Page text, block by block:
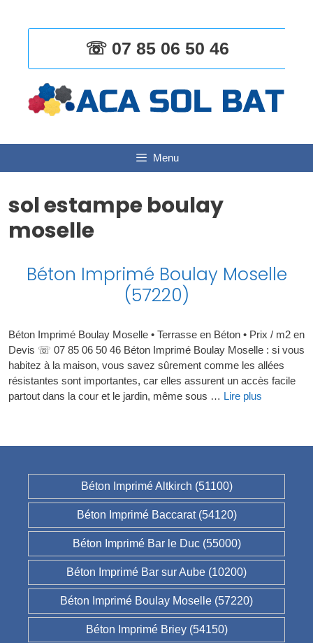
☏ 07 85 06 50 46
Menu
sol estampe boulay
moselle
Béton Imprimé Boulay Moselle
(57220)
Béton Imprimé Boulay Moselle • Terrasse en Béton • Prix / m2 en
Devis ☏ 07 85 06 50 46 Béton Imprimé Boulay Moselle : si vous
habitez à la maison, vous savez sûrement comme les allées
résistantes sont importantes, car elles assurent un accès facile
partout dans la cour et le jardin, même sous … Lire plus
Béton Imprimé Altkirch (51100)
Béton Imprimé Baccarat (54120)
Béton Imprimé Bar le Duc (55000)
Béton Imprimé Bar sur Aube (10200)
Béton Imprimé Boulay Moselle (57220)
Béton Imprimé Briey (54150)